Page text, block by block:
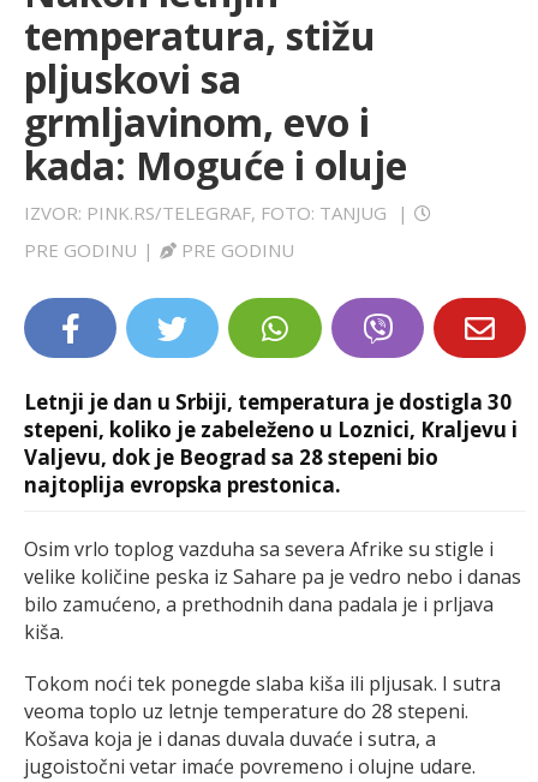
SPORT
LIFESTYLE
EXTRA
temperatura, stižu
pljuskovi sa
grmljavinom, evo i
kada: Moguće i oluje
IZVOR: PINK.RS/TELEGRAF, FOTO: TANJUG
|
PRE GODINU | PRE GODINU
Letnji je dan u Srbiji, temperatura je dostigla 30
stepeni, koliko je zabeleženo u Loznici, Kraljevu i
Valjevu, dok je Beograd sa 28 stepeni bio
najtoplija evropska prestonica.
Osim vrlo toplog vazduha sa severa Afrike su stigle i
velike količine peska iz Sahare pa je vedro nebo i danas
bilo zamućeno, a prethodnih dana padala je i prljava
kiša.
Tokom noći tek ponegde slaba kiša ili pljusak. I sutra
veoma toplo uz letnje temperature do 28 stepeni.
Košava koja je i danas duvala duvaće i sutra, a
jugoistočni vetar imaće povremeno i olujne udare.